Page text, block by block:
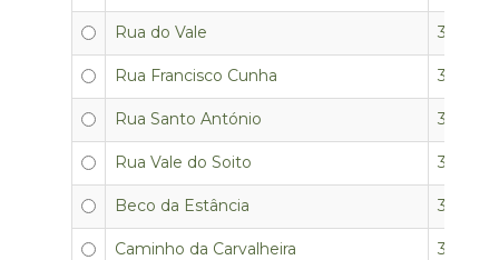
Rua do Vale 3350-
Rua Francisco Cunha 3350-
Rua Santo António 3350-
Rua Vale do Soito 3350-
Beco da Estância 3350-
Caminho da Carvalheira 3350-